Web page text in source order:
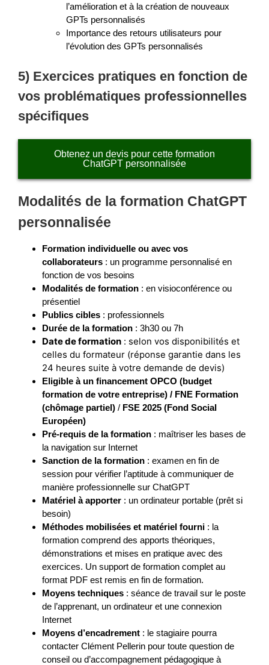
l’amélioration et à la création de nouveaux
GPTs personnalisés
Importance des retours utilisateurs pour
l’évolution des GPTs personnalisés
5) Exercices pratiques en fonction de
vos problématiques professionnelles
spécifiques
Obtenez un devis pour cette formation
ChatGPT personnalisée
Modalités de la formation ChatGPT
personnalisée
Formation individuelle ou avec vos
collaborateurs : un programme personnalisé en
fonction de vos besoins
Modalités de formation : en visioconférence ou
présentiel
Publics cibles : professionnels
Durée de la formation : 3h30 ou 7h
Date de formation : selon vos disponibilités et
celles du formateur (réponse garantie dans les
24 heures suite à votre demande de devis)
Eligible à un financement OPCO (budget
formation de votre entreprise) / FNE Formation
(chômage partiel) / FSE 2025 (Fond Social
Européen)
Pré-requis de la formation : maîtriser les bases de
la navigation sur Internet
Sanction de la formation : examen en fin de
session pour vérifier l’aptitude à communiquer de
manière professionnelle sur ChatGPT
Matériel à apporter : un ordinateur portable (prêt si
besoin)
Méthodes mobilisées et matériel fourni : la
formation comprend des apports théoriques,
démonstrations et mises en pratique avec des
exercices. Un support de formation complet au
format PDF est remis en fin de formation.
Moyens techniques : séance de travail sur le poste
de l’apprenant, un ordinateur et une connexion
Internet
Moyens d’encadrement : le stagiaire pourra
contacter Clément Pellerin pour toute question de
conseil ou d’accompagnement pédagogique à